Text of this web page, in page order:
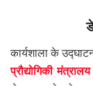
कार्यशाला के
प्रौद्योगिकी मंत्रालय